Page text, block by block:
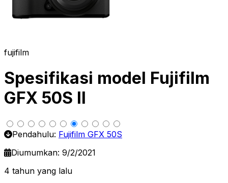
fujifilm
Spesifikasi model Fujifilm
GFX 50S II
Pendahulu: Fujifilm GFX 50S
Diumumkan: 9/2/2021
4 tahun yang lalu